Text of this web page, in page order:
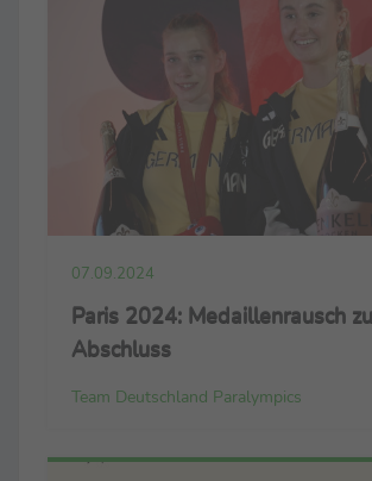
07.09.2024
Paris 2024: Medaillenrausch
Abschluss
Team Deutschland Paralympics